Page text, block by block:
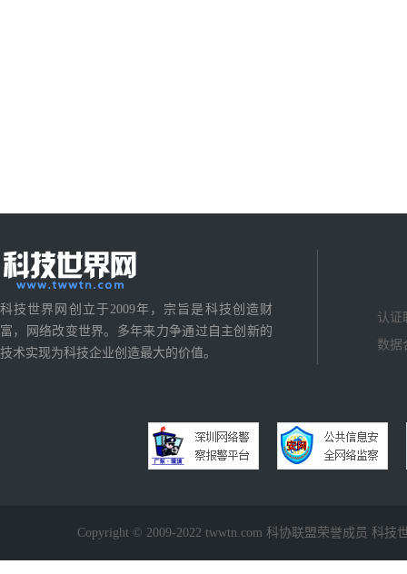
科技世界网创立于2009年，宗旨是科技创造财
富，网络改变世界。多年来力争通过自主创新的
技术实现为科技企业创造最大的价值。
认证
数据
Copyright © 2009-2022 twwtn.com 科协联盟荣誉成员 科